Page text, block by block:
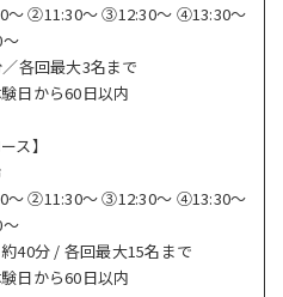
～ ②11:30～ ③12:30～ ④13:30〜
各回最大3名まで
日から60日以内
ス】
～ ②11:30～ ③12:30～ ④13:30〜
40分 / 各回最大15名まで
日から60日以内